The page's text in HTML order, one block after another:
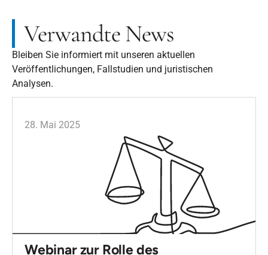
Verwandte News
Bleiben Sie informiert mit unseren aktuellen
Veröffentlichungen, Fallstudien und juristischen
Analysen.
28. Mai 2025
Webinar zur Rolle des